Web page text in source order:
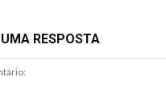
UMA RESPOSTA